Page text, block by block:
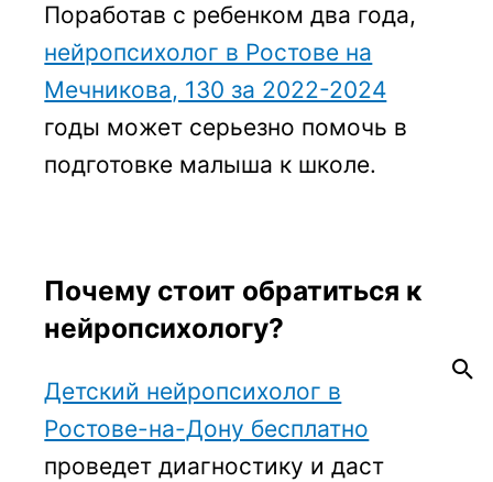
Поработав с ребенком два года,
нейропсихолог в Ростове на
Мечникова, 130 за 2022-2024
годы может серьезно помочь в
подготовке малыша к школе.
Почему стоит обратиться к
нейропсихологу?
Детский нейропсихолог в
Ростове-на-Дону бесплатно
проведет диагностику и даст